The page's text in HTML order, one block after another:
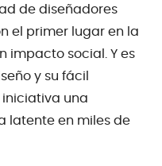
de diseñadores
el primer lugar en la
impacto social. Y es
y su fácil
una
latente en miles de